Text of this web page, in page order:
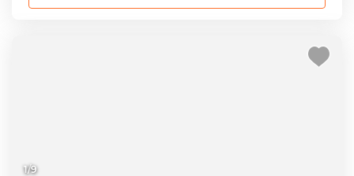
1/9